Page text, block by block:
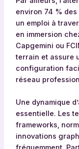
environ 74 %
un emploi à
en immersion
Capgemini ou
terrain et assure
configuration
réseau
Une dynamique
essentielle. Les
frameworks,
innovations